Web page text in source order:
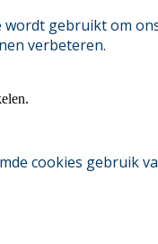
gebruikt om
verbeteren.
cookies gebruik